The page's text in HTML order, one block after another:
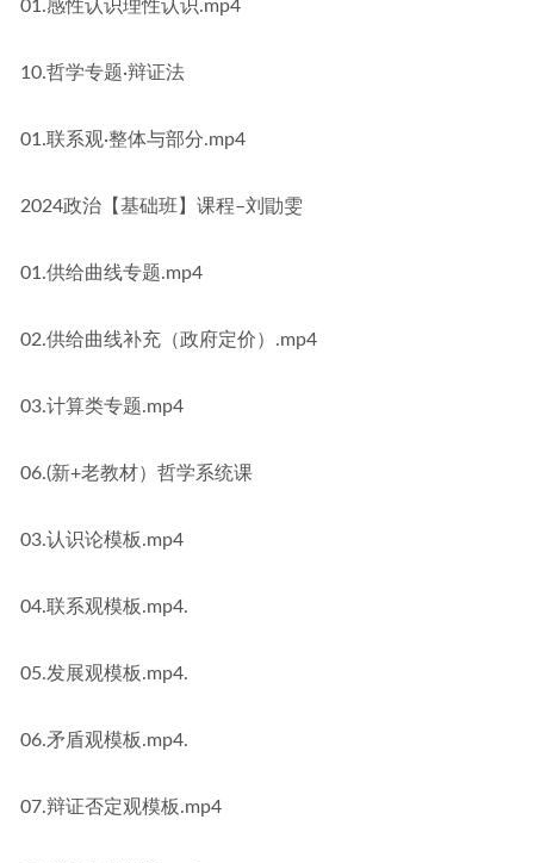
01.感性认识理性认识.mp4
10.哲学专题·辩证法
01.联系观·整体与部分.mp4
2024政治【基础班】课程–刘勖雯
01.供给曲线专题.mp4
02.供给曲线补充（政府定价）.mp4
03.计算类专题.mp4
06.(新+老教材）哲学系统课
03.认识论模板.mp4
04.联系观模板.mp4.
05.发展观模板.mp4.
06.矛盾观模板.mp4.
07.辩证否定观模板.mp4